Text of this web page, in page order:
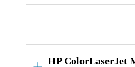
HP ColorLaserJet